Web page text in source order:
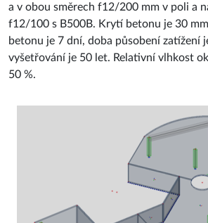
a v obou směrech f12/200 mm v poli a
f12/100 s B500B. Krytí betonu je 30
betonu je 7 dní, doba působení zatížení
vyšetřování je 50 let. Relativní vlhkost
50 %.